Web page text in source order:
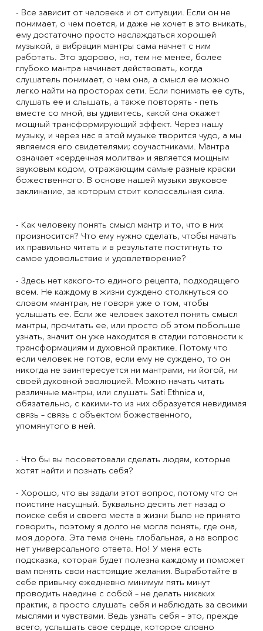
- Все зависит от человека и от ситуации. Если он не
понимает, о чем поется, и даже не хочет в это вникать,
ему достаточно просто наслаждаться хорошей
музыкой, а вибрация мантры сама начнет с ним
работать. Это здорово, но, тем не менее, более
глубоко мантра начинает действовать, когда
слушатель понимает, о чем она, а смысл ее можно
легко найти на просторах сети. Если понимать ее суть,
слушать ее и слышать, а также повторять - петь
вместе со мной, вы удивитесь, какой она окажет
мощный трансформирующий эффект. Через нашу
музыку, и через нас в этой музыке творится чудо, а мы
являемся его свидетелями; соучастниками. Мантра
означает «сердечная молитва» и является мощным
звуковым кодом, отражающим самые разные краски
божественного. В основе нашей музыки звуковое
заклинание, за которым стоит колоссальная сила.
- Как человеку понять смысл мантр и то, что в них
произносится? Что ему нужно сделать, чтобы начать
их правильно читать и в результате постигнуть то
самое удовольствие и удовлетворение?
- Здесь нет какого-то единого рецепта, подходящего
всем. Не каждому в жизни суждено столкнуться со
словом «мантра», не говоря уже о том, чтобы
услышать ее. Если же человек захотел понять смысл
мантры, прочитать ее, или просто об этом побольше
узнать, значит он уже находится в стадии готовности к
трансформациям и духовной практике. Потому что
если человек не готов, если ему не суждено, то он
никогда не заинтересуется ни мантрами, ни йогой, ни
своей духовной эволюцией. Можно начать читать
различные мантры, или слушать Sati Ethnica и,
обязательно, с какими-то из них образуется невидимая
связь – связь с объектом божественного,
упомянутого в ней.
- Что бы вы посоветовали сделать людям, которые
хотят найти и познать себя?
- Хорошо, что вы задали этот вопрос, потому что он
поистине насущный. Буквально десять лет назад о
поиске себя и своего места в жизни было не принято
говорить, поэтому я долго не могла понять, где она,
моя дорога. Эта тема очень глобальная, а на вопрос
нет универсального ответа. Но! У меня есть
подсказка, которая будет полезна каждому и поможет
вам понять свои настоящие желания. Выработайте в
себе привычку ежедневно минимум пять минут
проводить наедине с собой – не делать никаких
практик, а просто слушать себя и наблюдать за своими
мыслями и чувствами. Ведь узнать себя – это, прежде
всего, услышать свое сердце, которое словно